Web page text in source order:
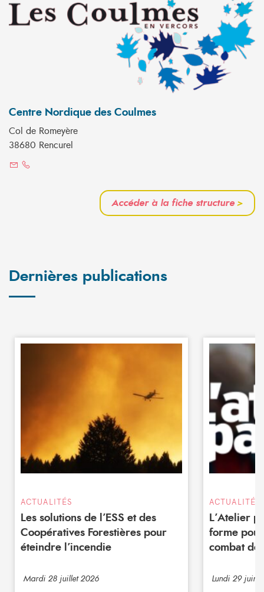
Centre Nordique des Coulmes
Col de Romeyère
38680 Rencurel
Accéder à la fiche structure>
Dernières publications
ACTUALITÉS
Les solutions de l’ESS et des
Coopératives Forestières pour
éteindre l’incendie
Mardi 28 juillet 2026
ACTUALITÉS
L’Atelier
forme
combat de
Lundi 29 juin